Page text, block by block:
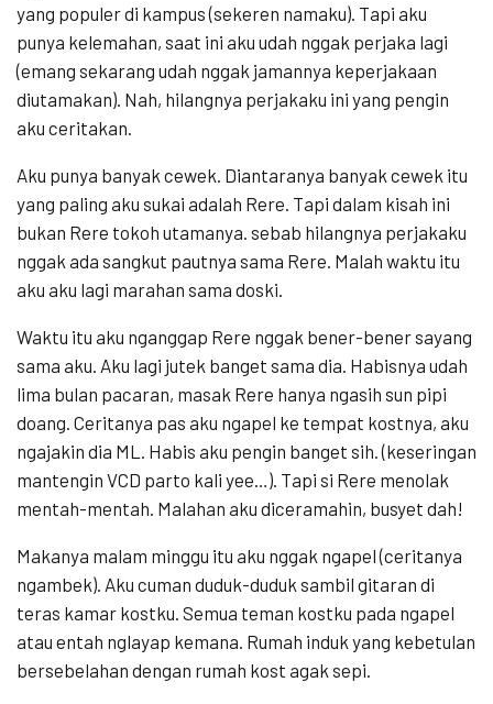
yang populer di kampus (sekeren namaku). Tapi aku
punya kelemahan, saat ini aku udah nggak perjaka lagi
(emang sekarang udah nggak jamannya keperjakaan
diutamakan). Nah, hilangnya perjakaku ini yang pengin
aku ceritakan.
Aku punya banyak cewek. Diantaranya banyak cewek itu
yang paling aku sukai adalah Rere. Tapi dalam kisah ini
bukan Rere tokoh utamanya. sebab hilangnya perjakaku
nggak ada sangkut pautnya sama Rere. Malah waktu itu
aku aku lagi marahan sama doski.
Waktu itu aku nganggap Rere nggak bener-bener sayang
sama aku. Aku lagi jutek banget sama dia. Habisnya udah
lima bulan pacaran, masak Rere hanya ngasih sun pipi
doang. Ceritanya pas aku ngapel ke tempat kostnya, aku
ngajakin dia ML. Habis aku pengin banget sih. (keseringan
mantengin VCD parto kali yee…). Tapi si Rere menolak
mentah-mentah. Malahan aku diceramahin, busyet dah!
Makanya malam minggu itu aku nggak ngapel (ceritanya
ngambek). Aku cuman duduk-duduk sambil gitaran di
teras kamar kostku. Semua teman kostku pada ngapel
atau entah nglayap kemana. Rumah induk yang kebetulan
bersebelahan dengan rumah kost agak sepi.